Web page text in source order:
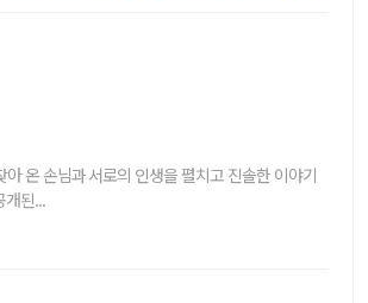
온 손님과 서로의 인생을 펼치고 진솔한 이야기
개된...